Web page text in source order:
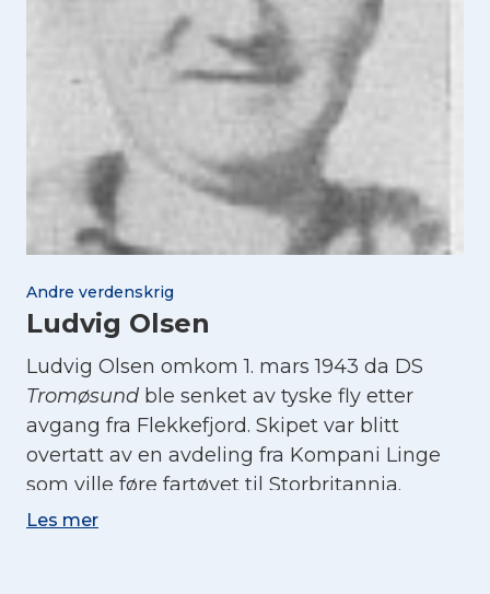
Andre verdenskrig
Ludvig Olsen
Ludvig Olsen omkom 1. mars 1943 da DS
Tromøsund ble senket av tyske fly etter
avgang fra Flekkefjord. Skipet var blitt
overtatt av en avdeling fra Kompani Linge
som ville føre fartøyet til Storbritannia.
Les mer